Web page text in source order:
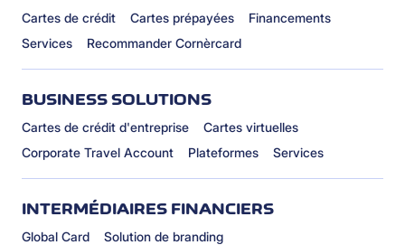
Cartes de crédit Cartes prépayées
Financements
Services
Recommander Cornèrcard
BUSINESS SOLUTIONS
Cartes de crédit d'entreprise
Cartes virtuelles
Corporate Travel Account
Plateformes Services
INTERMÉDIAIRES FINANCIERS
Global Card Solution de branding